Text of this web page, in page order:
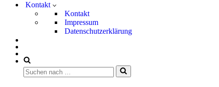
Kontakt
Kontakt
Impressum
Datenschutzerklärung
Suchen
nach …